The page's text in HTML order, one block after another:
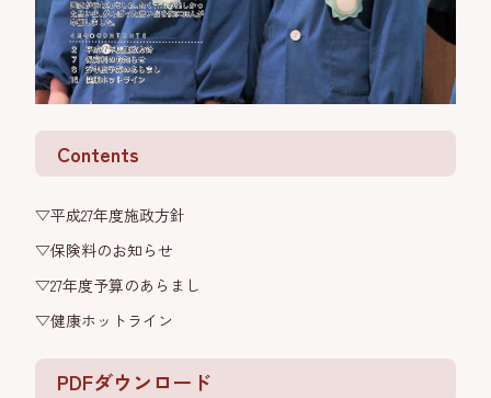
Contents
▽平成27年度施政方針
▽保険料のお知らせ
▽27年度予算のあらまし
▽健康ホットライン
PDFダウンロード